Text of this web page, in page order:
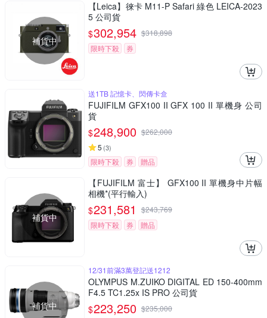
補貨中
【Leica】徠卡 M11-P Safari 綠色 LEICA-2023
5 公司貨
$302,954 $318,898
限時下殺
券
送1TB 記憶卡、閃傳卡盒
FUJIFILM GFX100 II GFX 100 II 單機身 公司
貨
$248,900 $262,000
5 (3)
限時下殺 券 贈品
補貨中
【FUJIFILM 富士】 GFX100 II 單機身中片幅
相機*(平行輸入)
$231,581 $243,769
限時下殺
券 贈品
補貨中
12/31前滿3萬登記送1212
OLYMPUS M.ZUIKO DIGITAL ED 150-400mm
F4.5 TC1.25x IS PRO 公司貨
$223,250 $235,000